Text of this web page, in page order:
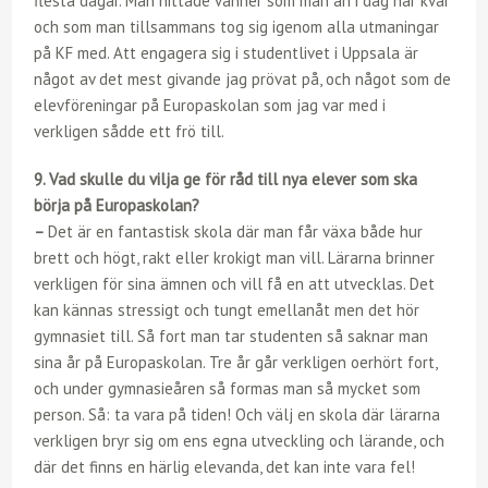
och som man tillsammans tog sig igenom alla utmaningar
på KF med. Att engagera sig i studentlivet i Uppsala är
något av det mest givande jag prövat på, och något som de
elevföreningar på Europaskolan som jag var med i
verkligen sådde ett frö till.
9. Vad skulle du vilja ge för råd till nya elever som ska
börja på Europaskolan?
–Det är en fantastisk skola där man får växa både hur
brett och högt, rakt eller krokigt man vill. Lärarna brinner
verkligen för sina ämnen och vill få en att utvecklas. Det
kan kännas stressigt och tungt emellanåt men det hör
gymnasiet till. Så fort man tar studenten så saknar man
sina år på Europaskolan. Tre år går verkligen oerhört fort,
och under gymnasieåren så formas man så mycket som
person. Så: ta vara på tiden! Och välj en skola där lärarna
verkligen bryr sig om ens egna utveckling och lärande, och
där det finns en härlig elevanda, det kan inte vara fel!